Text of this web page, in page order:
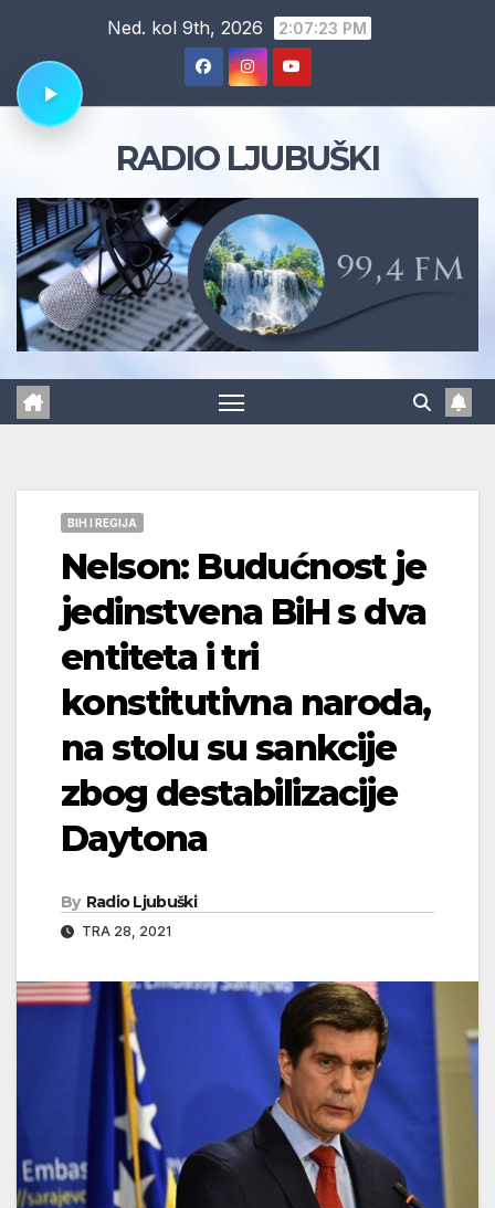
content
Ned. kol 9th, 2026 2:07:24 PM
RADIO LJUBUŠKI
BIH I REGIJA
Nelson: Budućnost je
jedinstvena BiH s dva
entiteta i tri
konstitutivna naroda,
na stolu su sankcije
zbog destabilizacije
Daytona
By Radio Ljubuški
TRA 28, 2021